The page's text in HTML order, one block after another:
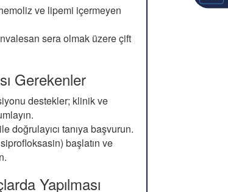
ve lipemi içermeyen
sera olmak üzere çift
Gerekenler
destekler; klinik ve
doğrulayıcı tanıya başvurun.
başlatın ve
Yapılması